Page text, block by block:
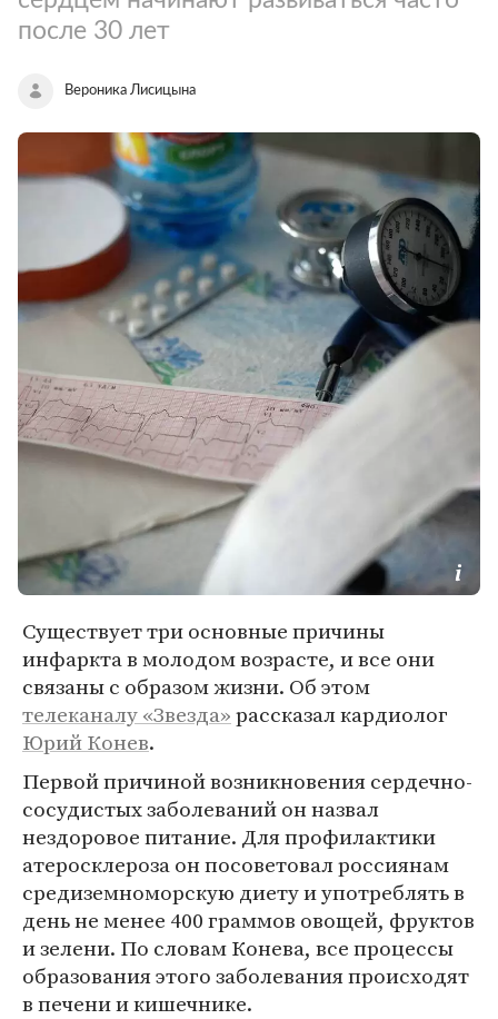
после 30 лет
Вероника Лисицына
Существует три основные причины
инфаркта в молодом возрасте, и все они
связаны с образом жизни. Об этом
телеканалу «Звезда»рассказал кардиолог
Юрий Конев.
Первой причиной возникновения сердечно-
сосудистых заболеваний он назвал
нездоровое питание. Для профилактики
атеросклероза он посоветовал россиянам
средиземноморскую диету и употреблять в
день не менее 400 граммов овощей, фруктов
и зелени. По словам Конева, все процессы
образования этого заболевания происходят
в печени и кишечнике.